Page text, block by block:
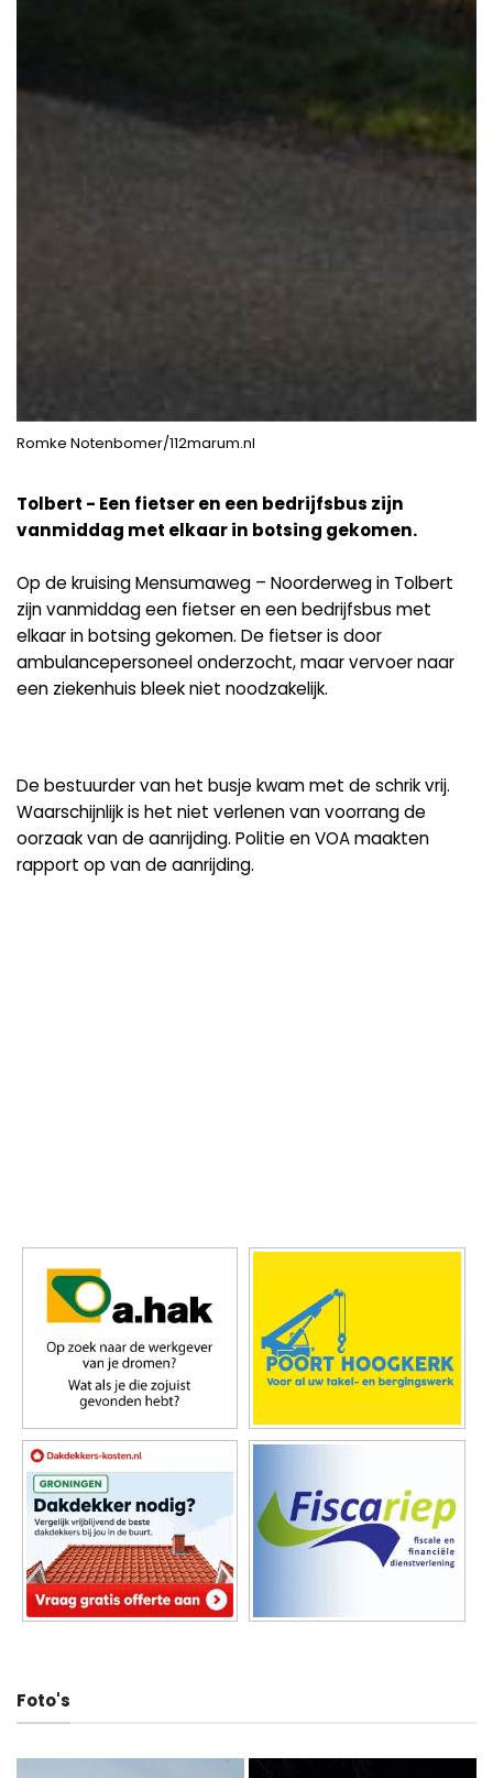
Romke Notenbomer/112marum.nl
Tolbert - Een fietser en een bedrijfsbus zijn
vanmiddag met elkaar in botsing gekomen.
Op de kruising Mensumaweg – Noorderweg in Tolbert
zijn vanmiddag een fietser en een bedrijfsbus met
elkaar in botsing gekomen. De fietser is door
ambulancepersoneel onderzocht, maar vervoer naar
een ziekenhuis bleek niet noodzakelijk.
De bestuurder van het busje kwam met de schrik vrij.
Waarschijnlijk is het niet verlenen van voorrang de
oorzaak van de aanrijding. Politie en VOA maakten
rapport op van de aanrijding.
Foto's